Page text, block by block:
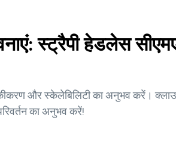
स्ट्रैपी हेडलेस
और स्केलेबिलिटी का अनुभव करें।
का अनुभव करें!